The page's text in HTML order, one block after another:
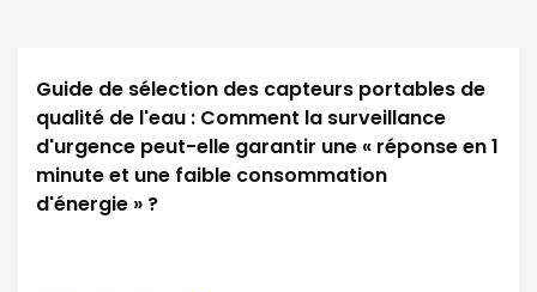
Guide de sélection des capteurs portables de
qualité de l'eau : Comment la surveillance
d'urgence peut-elle garantir une « réponse en 1
minute et une faible consommation
d'énergie » ?